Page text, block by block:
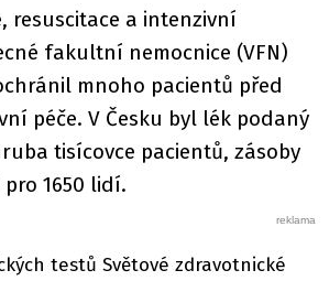
resuscitace a intenzivní
fakultní nemocnice (VFN)
mnoho pacientů před
péče. V Česku byl lék podaný
tisícovce pacientů, zásoby
1650 lidí.
testů Světové zdravotnické